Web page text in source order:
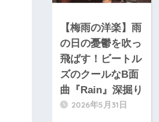
【梅雨の洋楽】雨
の日の憂鬱を吹っ
飛ばす！ビートル
ズのクールなB面
曲『Rain』深掘り
2026年5月31日